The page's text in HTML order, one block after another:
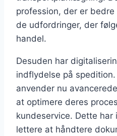
profession, der er
de udfordringer, der
handel.
Desuden har
indflydelse på
anvender nu
at optimere deres
kundeservice. Dette
lettere at håndtere